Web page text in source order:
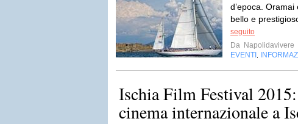
d’epoca.
bello e
seguito
Da Napolidavivere
EVENTI
Ischia Film Festival
cinema internazionale a